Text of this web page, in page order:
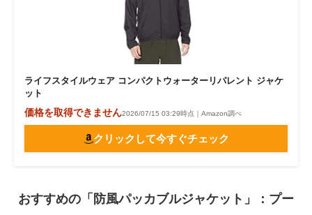
ライフスタイルウェア コンパクトウォーターリパレント ジャケ
ット
価格を取得できません2026/07/15 03:29時点｜Amazon調べ
クリックして今すぐチェック
おすすめの「防風パッカブルジャケット」：プー